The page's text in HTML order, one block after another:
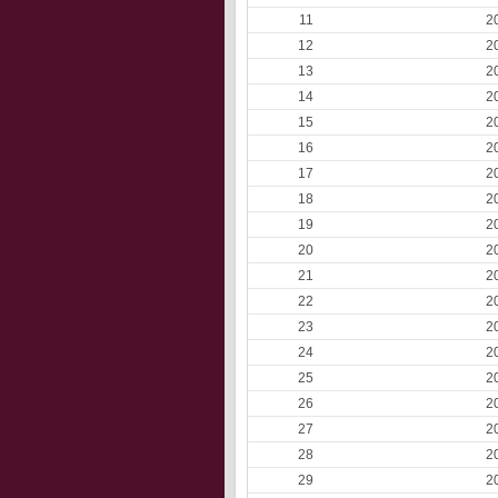
11
12
13
14
15
16
17
18
19
20
21
22
23
24
25
26
27
28
29